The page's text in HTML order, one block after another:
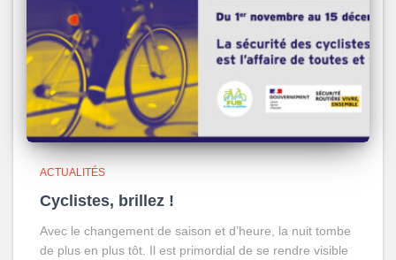
ACTUALITÉS
Cyclistes, brillez !
Avec le changement de saison et d’heure, la nuit tombe
de plus en plus tôt. Il est primordial de se rendre visible